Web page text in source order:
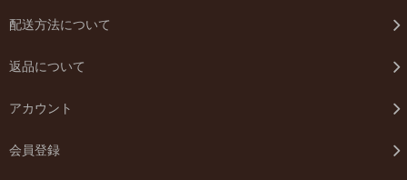
配送方法について
返品について
アカウント
会員登録